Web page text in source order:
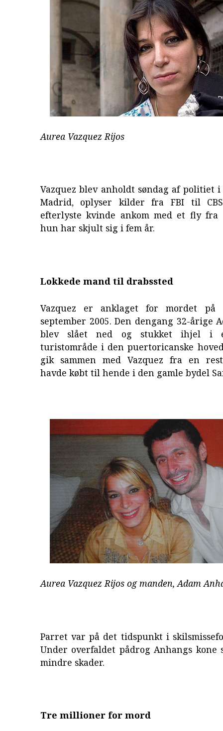
Aurea Vazquez Rijos
Vazquez blev anholdt søndag af politiet
Madrid, oplyser kilder fra FBI til
efterlyste kvinde ankom med et fly fra
hun har skjult sig i fem år.
Lokkede mand til drabssted
Vazquez er anklaget for mordet
september 2005. Den dengang 32-årige
blev slået ned og stukket ihjel i
turistområde i den puertoricanske
gik sammen med Vazquez fra en
havde købt til hende i den gamle bydel
Aurea Vazquez Rijos og manden, Adam
Parret var på det tidspunkt i
Under overfaldet pådrog Anhangs
mindre skader.
Tre millioner for mord